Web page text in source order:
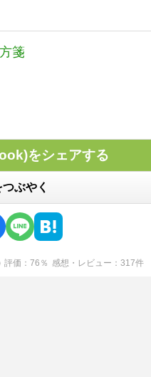
箋
をシェアする
ぶやく
評価 76 ％ 感想・レビュー 317件